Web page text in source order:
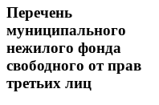
Перечень
муниципального
нежилого фонда
свободного от прав
третьих лиц